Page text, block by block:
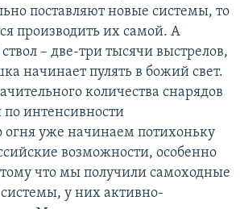
поставляют новые системы, то
производить их самой. А
– две-три тысячи выстрелов,
начинает пулять в божий свет.
количества снарядов
интенсивности
огня уже начинаем потихоньку
возможности, особенно
что мы получили самоходные
у них активно-